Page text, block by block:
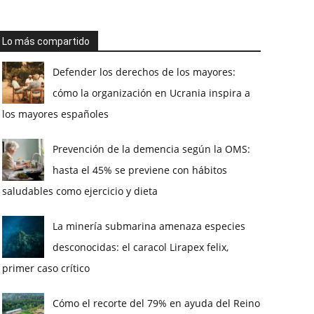
Lo más compartido
Defender los derechos de los mayores:
cómo la organización en Ucrania inspira a
los mayores españoles
Prevención de la demencia según la OMS:
hasta el 45% se previene con hábitos
saludables como ejercicio y dieta
La minería submarina amenaza especies
desconocidas: el caracol Lirapex felix,
primer caso crítico
Cómo el recorte del 79% en ayuda del Reino